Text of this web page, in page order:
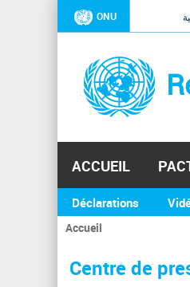
ONU
ACCUEIL
Déclarations
Vous
ici
Accueil
Centre de